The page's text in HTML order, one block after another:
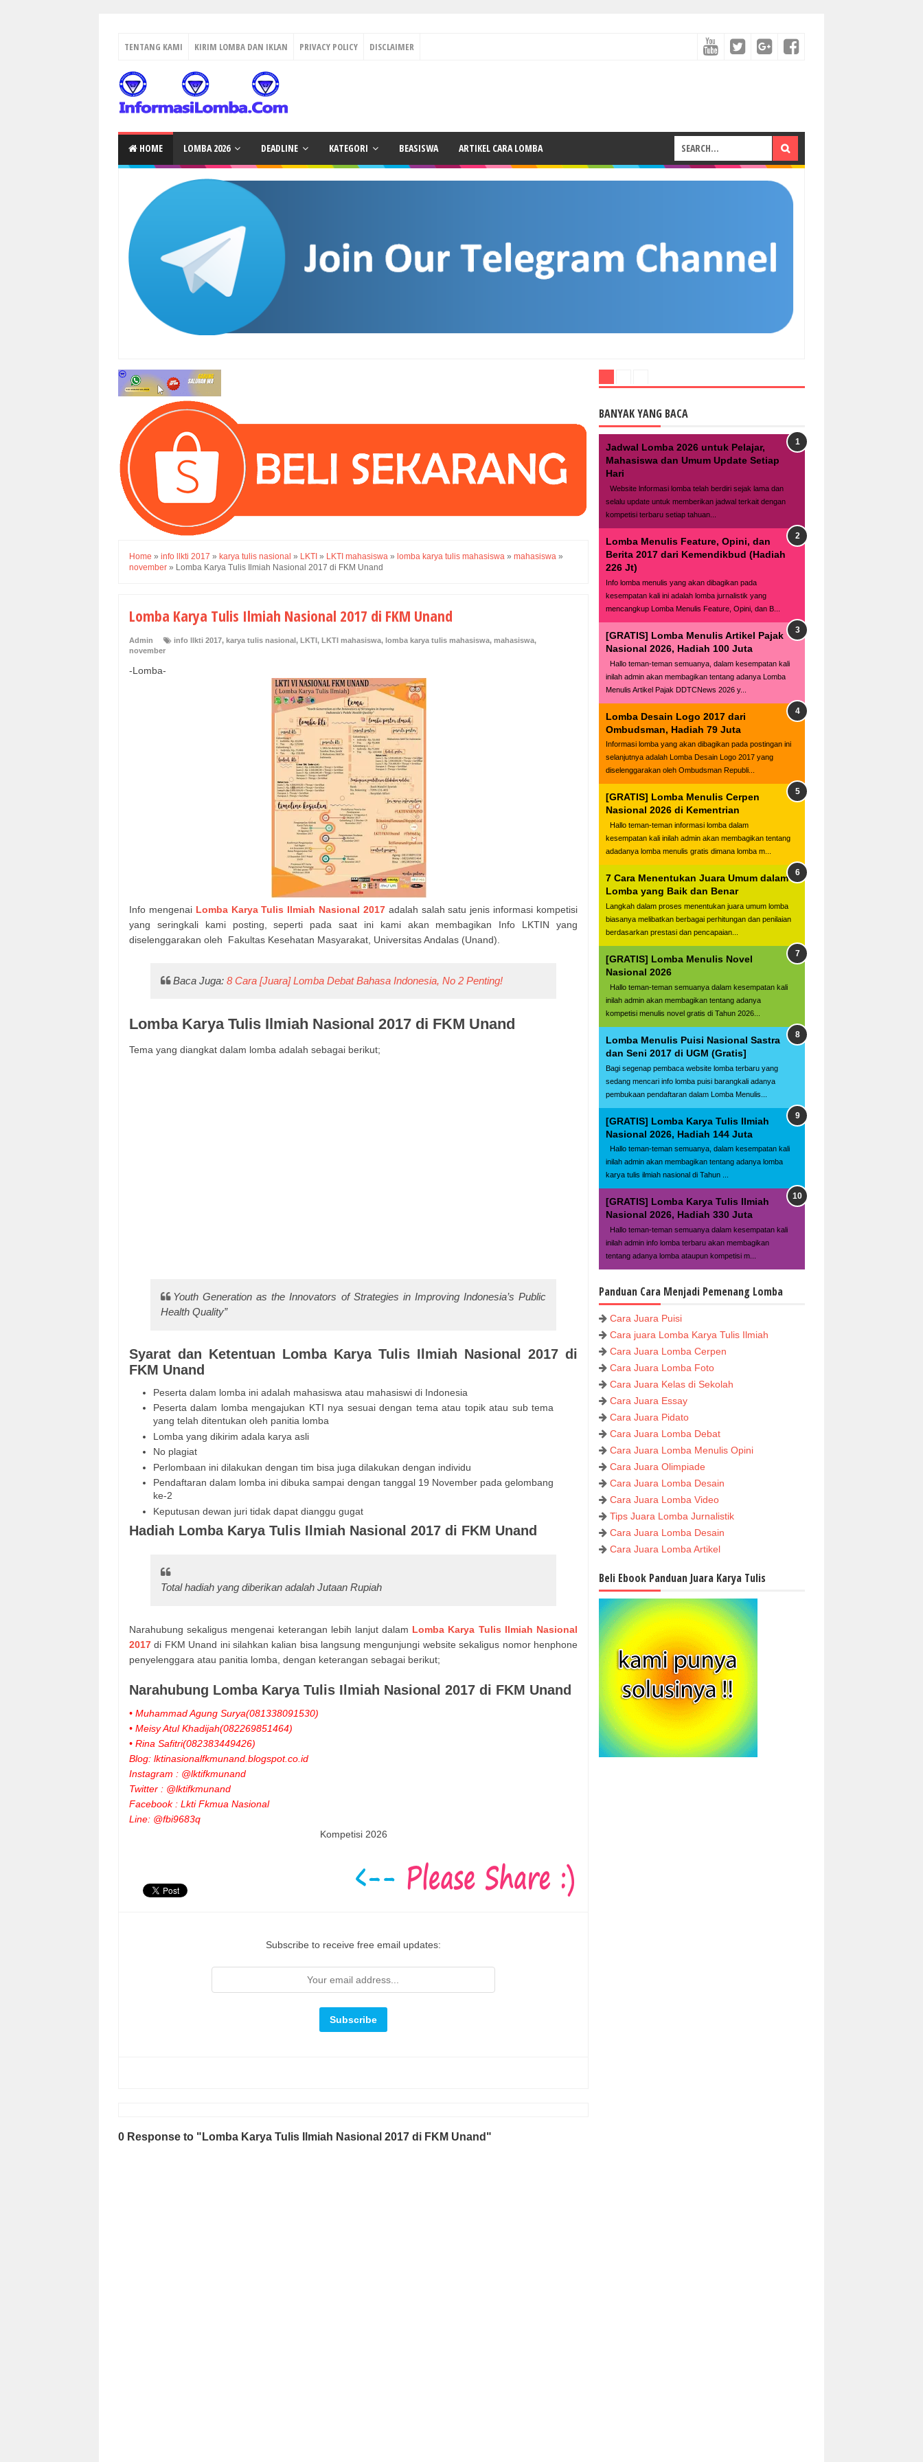
TENTANG KAMI KIRIM LOMBA DAN IKLAN PRIVACY POLICY DISCLAIMER
HOME LOMBA 2026 DEADLINE KATEGORI BEASISWA ARTIKEL CARA LOMBA
Home » info llkti 2017 » karya tulis nasional » LKTI » LKTI mahasiswa » lomba karya tulis mahasiswa » mahasiswa »
november » Lomba Karya Tulis Ilmiah Nasional 2017 di FKM Unand
Lomba Karya Tulis Ilmiah Nasional 2017 di FKM Unand
Admin info llkti 2017, karya tulis nasional, LKTI, LKTI mahasiswa, lomba karya tulis mahasiswa, mahasiswa,
november
-Lomba-
Info mengenaiLomba Karya Tulis Ilmiah Nasional 2017adalah salah satu jenis informasi kompetisi
yang seringkali kami posting, seperti pada saat ini kami akan membagikan Info LKTIN yang
diselenggarakan oleh Fakultas Kesehatan Masyarakat, Universitas Andalas (Unand).
Baca Juga:8 Cara [Juara] Lomba Debat Bahasa Indonesia, No 2 Penting!
Lomba Karya Tulis Ilmiah Nasional 2017 di FKM Unand
Tema yang diangkat dalam lomba adalah sebagai berikut;
Youth Generation as the Innovators of Strategies in Improving Indonesia’s Public
Health Quality”
Syarat dan Ketentuan Lomba Karya Tulis Ilmiah Nasional 2017 di
FKM Unand
Peserta dalam lomba ini adalah mahasiswa atau mahasiswi di Indonesia
Peserta dalam lomba mengajukan KTI nya sesuai dengan tema atau topik atau sub tema
yang telah ditentukan oleh panitia lomba
Lomba yang dikirim adala karya asli
No plagiat
Perlombaan ini dilakukan dengan tim bisa juga dilakukan dengan individu
Pendaftaran dalam lomba ini dibuka sampai dengan tanggal 19 November pada gelombang
ke-2
Keputusan dewan juri tidak dapat dianggu gugat
Hadiah Lomba Karya Tulis Ilmiah Nasional 2017 di FKM Unand
Total hadiah yang diberikan adalah Jutaan Rupiah
Narahubung sekaligus mengenai keterangan lebih lanjut dalam Lomba Karya Tulis Ilmiah Nasional
2017 di FKM Unand ini silahkan kalian bisa langsung mengunjungi website sekaligus nomor henphone
penyelenggara atau panitia lomba, dengan keterangan sebagai berikut;
Narahubung Lomba Karya Tulis Ilmiah Nasional 2017 di FKM Unand
• Muhammad Agung Surya​(081338091530)
• Meisy Atul Khadijah​​(082269851464)
• Rina Safitri​​​(082383449426)
Blog: lktinasionalfkmunand.blogspot.co.id
Instagram : @lktifkmunand
Twitter : @lktifkmunand
Facebook : Lkti Fkmua Nasional
Line: @fbi9683q
Kompetisi 2026
Subscribe to receive free email updates:
0 Response to "Lomba Karya Tulis Ilmiah Nasional 2017 di FKM Unand"
BANYAK YANG BACA
Jadwal Lomba 2026 untuk Pelajar,
Mahasiswa dan Umum Update Setiap
Hari
Website lnformasi lomba telah berdiri sejak lama dan
selalu update untuk memberikan jadwal terkait dengan
kompetisi terbaru setiap tahuan...
Lomba Menulis Feature, Opini, dan
Berita 2017 dari Kemendikbud (Hadiah
226 Jt)
Info lomba menulis yang akan dibagikan pada
kesempatan kali ini adalah lomba jurnalistik yang
mencangkup Lomba Menulis Feature, Opini, dan B...
[GRATIS] Lomba Menulis Artikel Pajak
Nasional 2026, Hadiah 100 Juta
Hallo teman-teman semuanya, dalam kesempatan kali
inilah admin akan membagikan tentang adanya Lomba
Menulis Artikel Pajak DDTCNews 2026 y...
Lomba Desain Logo 2017 dari
Ombudsman, Hadiah 79 Juta
Informasi lomba yang akan dibagikan pada postingan ini
selanjutnya adalah Lomba Desain Logo 2017 yang
diselenggarakan oleh Ombudsman Republi...
[GRATIS] Lomba Menulis Cerpen
Nasional 2026 di Kementrian
Hallo teman-teman informasi lomba dalam
kesempatan kali inilah admin akan membagikan tentang
adadanya lomba menulis gratis dimana lomba m...
7 Cara Menentukan Juara Umum dalam
Lomba yang Baik dan Benar
Langkah dalam proses menentukan juara umum lomba
biasanya melibatkan berbagai perhitungan dan penilaian
berdasarkan prestasi dan pencapaian...
[GRATIS] Lomba Menulis Novel
Nasional 2026
Hallo teman-teman semuanya dalam kesempatan kali
inilah admin akan membagikan tentang adanya
kompetisi menulis novel gratis di Tahun 2026...
Lomba Menulis Puisi Nasional Sastra
dan Seni 2017 di UGM (Gratis]
Bagi segenap pembaca website lomba terbaru yang
sedang mencari info lomba puisi barangkali adanya
pembukaan pendaftaran dalam Lomba Menulis...
[GRATIS] Lomba Karya Tulis Ilmiah
Nasional 2026, Hadiah 144 Juta
Hallo teman-teman semuanya, dalam kesempatan kali
inilah admin akan membagikan tentang adanya lomba
karya tulis ilmiah nasional di Tahun ...
[GRATIS] Lomba Karya Tulis Ilmiah
Nasional 2026, Hadiah 330 Juta
Hallo teman-teman semuanya dalam kesempatan kali
inilah admin info lomba terbaru akan membagikan
tentang adanya lomba ataupun kompetisi m...
Panduan Cara Menjadi Pemenang Lomba
Cara Juara Puisi
Cara juara Lomba Karya Tulis Ilmiah
Cara Juara Lomba Cerpen
Cara Juara Lomba Foto
Cara Juara Kelas di Sekolah
Cara Juara Essay
Cara Juara Pidato
Cara Juara Lomba Debat
Cara Juara Lomba Menulis Opini
Cara Juara Olimpiade
Cara Juara Lomba Desain
Cara Juara Lomba Video
Tips Juara Lomba Jurnalistik
Cara Juara Lomba Desain
Cara Juara Lomba Artikel
Beli Ebook Panduan Juara Karya Tulis